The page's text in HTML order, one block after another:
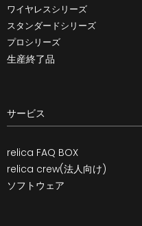
ワイヤレスシリーズ
スタンダードシリーズ
プロシリーズ
生産終了品
サービス
relica FAQ BOX
relica crew(法人向け)
ソフトウェア